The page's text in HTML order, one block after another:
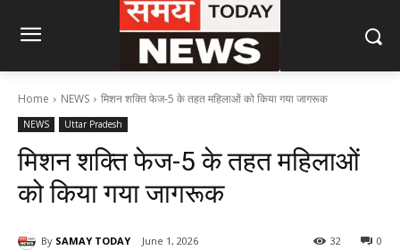
Home NEWS मिशन शक्ति फेज-5 के तहत महिलाओं को किया गया जागरूक
NEWS Uttar Pradesh
मिशन शक्ति फेज-5 के तहत महिलाओं
को किया गया जागरूक
By SAMAY TODAY June 1, 2026 0
32